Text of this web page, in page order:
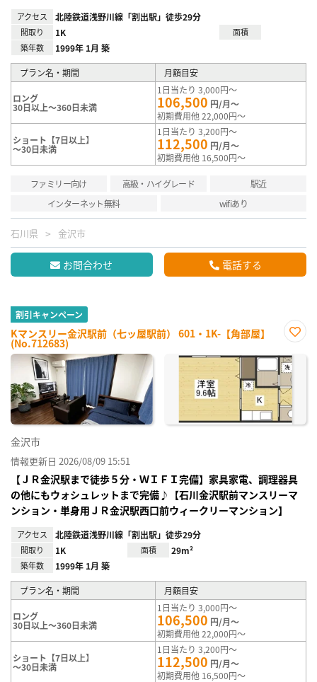
アクセス 北陸鉄道浅野川線「割出駅」徒歩29分
間取り 1K
面積
築年数
1999年 1月 築
プラン名・期間 月額目安
ロング
30日以上～360日未満
1日当たり 3,000円～
106,500 円/月～
初期費用他 22,000円～
ショート【7日以上】
～30日未満
1日当たり 3,200円～
112,500 円/月～
初期費用他 16,500円～
ファミリー向け 高級・ハイグレード
駅近
インターネット無料
wifiあり
石川県 金沢市
お問合わせ 電話する
割引キャンペーン
Kマンスリー金沢駅前（七ッ屋駅前） 601・1K-【角部屋】
(No.712683)
に入
り登
録
金沢市
情報更新日 2026/08/09 15:51
【ＪＲ金沢駅まで徒歩５分・ＷＩＦＩ完備】家具家電、調理器具
の他にもウォシュレットまで完備♪【石川金沢駅前マンスリーマ
ンション・単身用ＪＲ金沢駅西口前ウィークリーマンション】
アクセス 北陸鉄道浅野川線「割出駅」徒歩29分
間取り 1K 面積 29m²
築年数 1999年 1月 築
プラン名・期間 月額目安
ロング
30日以上～360日未満
1日当たり 3,000円～
106,500 円/月～
初期費用他 22,000円～
ショート【7日以上】
～30日未満
1日当たり 3,200円～
112,500 円/月～
初期費用他 16,500円～